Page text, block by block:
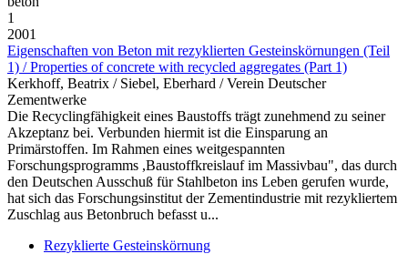
1
2001
Eigenschaften von Beton mit rezyklierten Gesteinskörnungen (Teil
1) / Properties of concrete with recycled aggregates (Part 1)
Kerkhoff, Beatrix / Siebel, Eberhard / Verein Deutscher
Zementwerke
Die Recyclingfähigkeit eines Baustoffs trägt zunehmend zu seiner
Akzeptanz bei. Verbunden hiermit ist die Einsparung an
Primärstoffen. Im Rahmen eines weitgespannten
Forschungsprogramms ,Baustoffkreislauf im Massivbau", das durch
den Deutschen Ausschuß für Stahlbeton ins Leben gerufen wurde,
hat sich das Forschungsinstitut der Zementindustrie mit rezykliertem
Zuschlag aus Betonbruch befasst u...
Rezyklierte Gesteinskörnung